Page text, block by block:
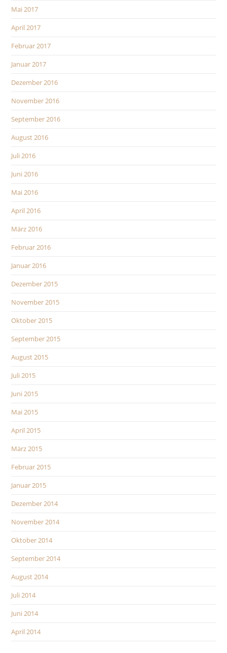
Mai 2017
April 2017
Februar 2017
Januar 2017
Dezember 2016
November 2016
September 2016
August 2016
Juli 2016
Juni 2016
Mai 2016
April 2016
März 2016
Februar 2016
Januar 2016
Dezember 2015
November 2015
Oktober 2015
September 2015
August 2015
Juli 2015
Juni 2015
Mai 2015
April 2015
März 2015
Februar 2015
Januar 2015
Dezember 2014
November 2014
Oktober 2014
September 2014
August 2014
Juli 2014
Juni 2014
April 2014